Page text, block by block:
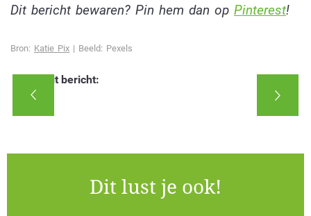
Dit bericht bewaren? Pin hem dan op Pinterest!
Bron: Katie Pix | Beeld: Pexels
Deel dit bericht:
Dit lust je ook!